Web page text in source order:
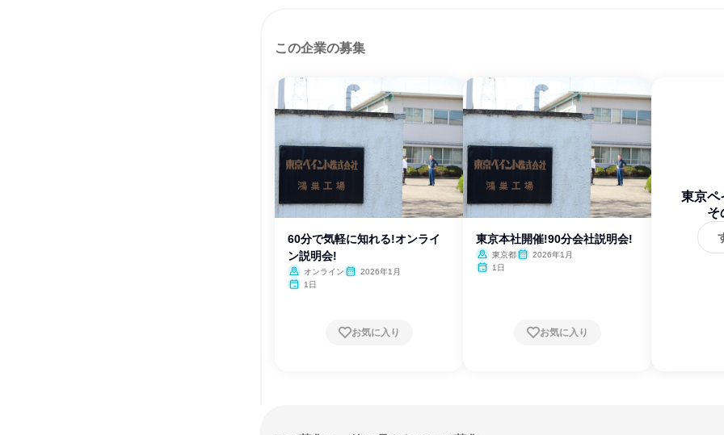
この企業の募集
60分で気軽に知れる!オンライ
ン説明会!
オンライン
2026年1月
1日
お気に入り
東京本社開催!90分会社説明会!
東京都
2026年1月
1日
お気に入り
東京ペ
そ